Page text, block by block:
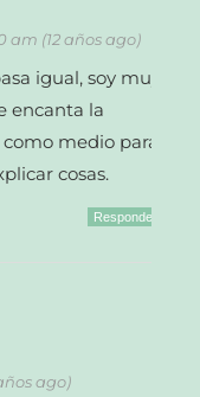
am (12 años ago)
igual, soy muy
encanta la
medio para
cosas.
Responder
ago)